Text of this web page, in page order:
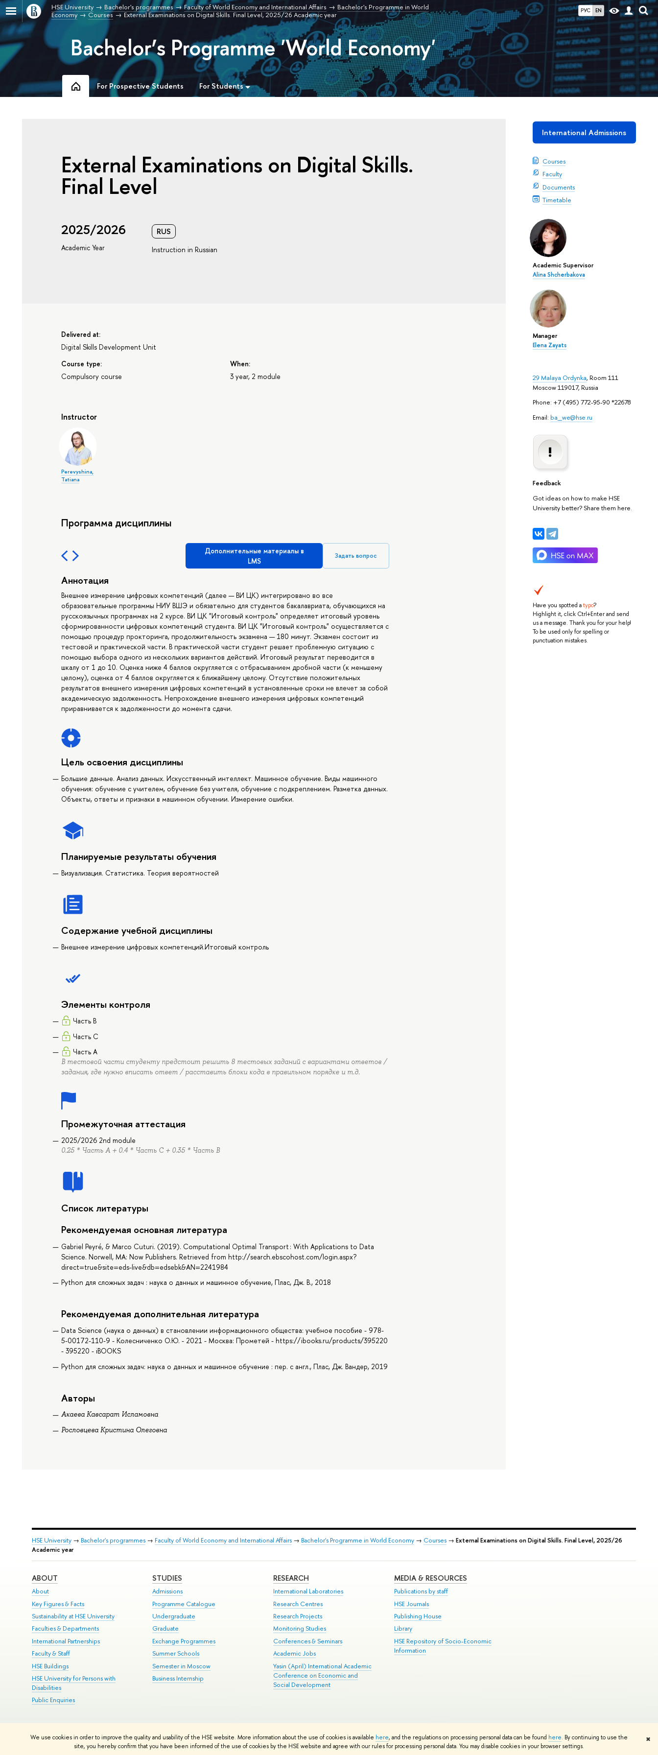
We use cookies in order to improve the quality and usability of the HSE website. More information about the use of cookies is available here, and the regulations on processing personal data can be found here. By continuing to use the
site, you hereby confirm that you have been informed of the use of cookies by the HSE website and agree with our rules for processing personal data. You may disable cookies in your browser settings.
✖
РУС EN
HSE University Bachelor's programmes Faculty of World Economy and International Affairs
Bachelor's Programme in World
Economy
Courses External Examinations on Digital Skills. Final Level, 2025/26 Academic year
Bachelor’s Programme 'World Economy'
For Prospective Students For Students
International Admissions
Courses
Faculty
Documents
Timetable
Academic Supervisor
Alina Shcherbakova
Manager
Elena Zayats
29 Malaya Ordynka, Room 111
Moscow 119017, Russia
Phone: +7 (495) 772-95-90 *22678
Email: ba_we@hse.ru
Feedback
Got ideas on how to make HSE
University better? Share them here.
Have you spotted atypo?
Highlight it, click Ctrl+Enter and send
us a message. Thank you for your help!
To be used only for spelling or
punctuation mistakes.
External Examinations on Digital Skills.
Final Level
2025/2026
Academic Year
RUS
Instruction in Russian
Delivered at:
Digital Skills Development Unit
Course type:
Compulsory course
When:
3 year, 2 module
Instructor
Perevyshina,
Tatiana
Программа дисциплины
Дополнительные материалы в
LMS
Задать вопрос
Аннотация
Внешнее измерение цифровых компетенций (далее — ВИ ЦК) интегрировано во все
образовательные программы НИУ ВШЭ и обязательно для студентов бакалавриата, обучающихся на
русскоязычных программах на 2 курсе. ВИ ЦК "Итоговый контроль" определяет итоговый уровень
сформированности цифровых компетенций студента. ВИ ЦК "Итоговый контроль" осуществляется с
помощью процедур прокторинга, продолжительность экзамена — 180 минут. Экзамен состоит из
тестовой и практической части. В практической части студент решает проблемную ситуацию с
помощью выбора одного из нескольких вариантов действий. Итоговый результат переводится в
шкалу от 1 до 10. Оценка ниже 4 баллов округляется с отбрасыванием дробной части (к меньшему
целому), оценка от 4 баллов округляется к ближайшему целому. Отсутствие положительных
результатов внешнего измерения цифровых компетенций в установленные сроки не влечет за собой
академическую задолженность. Непрохождение внешнего измерения цифровых компетенций
приравнивается к задолженности до момента сдачи.
Цель освоения дисциплины
Большие данные. Анализ данных. Искусственный интеллект. Машинное обучение. Виды машинного
обучения: обучение с учителем, обучение без учителя, обучение с подкреплением. Разметка данных.
Объекты, ответы и признаки в машинном обучении. Измерение ошибки.
Планируемые результаты обучения
Визуализация. Статистика. Теория вероятностей
Содержание учебной дисциплины
Внешнее измерение цифровых компетенций.Итоговый контроль
Элементы контроля
Часть B
Часть C
Часть А
В тестовой части студенту предстоит решить 8 тестовых заданий с вариантами ответов /
задания, где нужно вписать ответ / расставить блоки кода в правильном порядке и т.д.
Промежуточная аттестация
2025/2026 2nd module
0.25 * Часть А + 0.4 * Часть C + 0.35 * Часть B
Список литературы
Рекомендуемая основная литература
Gabriel Peyré, & Marco Cuturi. (2019). Computational Optimal Transport : With Applications to Data
Science. Norwell, MA: Now Publishers. Retrieved from http://search.ebscohost.com/login.aspx?
direct=true&site=eds-live&db=edsebk&AN=2241984
Python для сложных задач : наука о данных и машинное обучение, Плас, Дж. В., 2018
Рекомендуемая дополнительная литература
Data Science (наука о данных) в становлении информационного общества: учебное пособие - 978-
5-00172-110-9 - Колесниченко О.Ю. - 2021 - Москва: Прометей - https://ibooks.ru/products/395220
- 395220 - iBOOKS
Python для сложных задач: наука о данных и машинное обучение : пер. с англ., Плас, Дж. Вандер, 2019
Авторы
Акаева Кавсарат Исламовна
Рословцева Кристина Олеговна
HSE University→ Bachelor's programmes→ Faculty of World Economy and International Affairs→ Bachelor's Programme in World Economy→ Courses→ External Examinations on Digital Skills. Final Level, 2025/26
Academic year
ABOUT
About
Key Figures & Facts
Sustainability at HSE University
Faculties & Departments
International Partnerships
Faculty & Staff
HSE Buildings
HSE University for Persons with
Disabilities
Public Enquiries
STUDIES
Admissions
Programme Catalogue
Undergraduate
Graduate
Exchange Programmes
Summer Schools
Semester in Moscow
Business Internship
RESEARCH
International Laboratories
Research Centres
Research Projects
Monitoring Studies
Conferences & Seminars
Academic Jobs
Yasin (April) International Academic
Conference on Economic and
Social Development
MEDIA & RESOURCES
Publications by staff
HSE Journals
Publishing House
Library
HSE Repository of Socio-Economic
Information
HSE Sans and HSE Slab fonts developed by the HSE Art and Design School